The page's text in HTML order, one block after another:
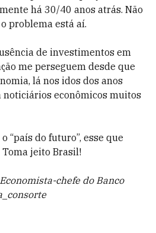
há 30/40 anos atrás. Não
problema está aí.
de investimentos em
me perseguem desde que
lá nos idos dos anos
noticiários econômicos muitos
“país do futuro”, esse que
Toma jeito Brasil!
chefe do Banco